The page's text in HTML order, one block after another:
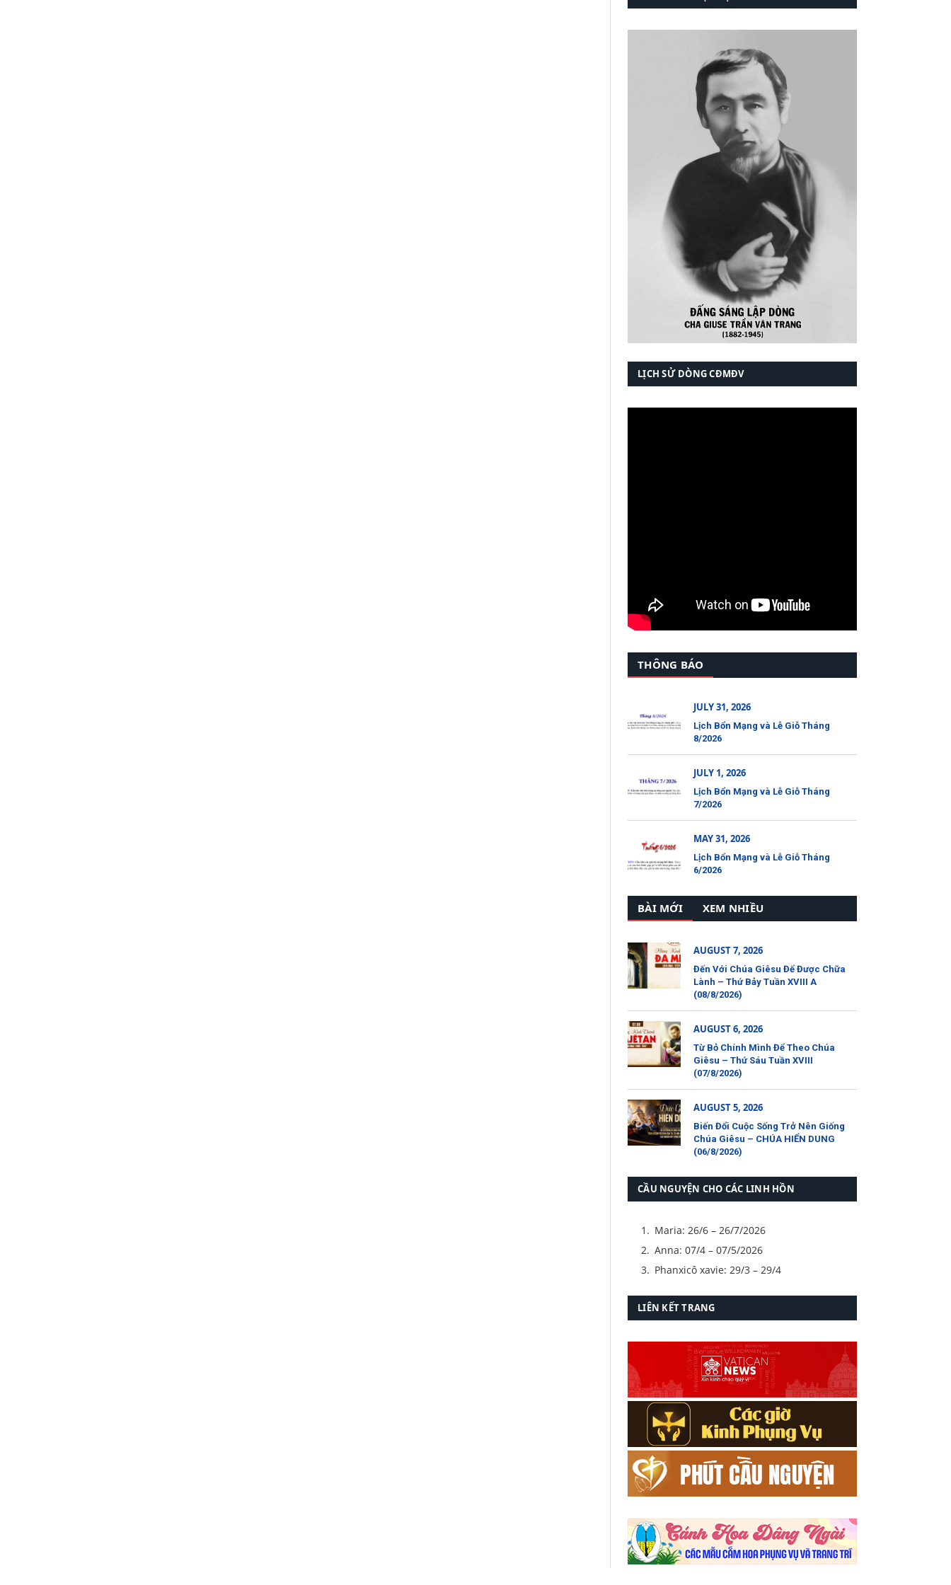
LỊCH SỬ DÒNG CĐMĐV
THÔNG BÁO
JULY 31, 2026
Lịch Bổn Mạng và Lễ Giỗ Tháng
8/2026
JULY 1, 2026
Lịch Bổn Mạng và Lễ Giỗ Tháng
7/2026
MAY 31, 2026
Lịch Bổn Mạng và Lễ Giỗ Tháng
6/2026
BÀI MỚI XEM NHIỀU
AUGUST 7, 2026
Đến Với Chúa Giêsu Để Được Chữa
Lành – Thứ Bảy Tuần XVIII A
(08/8/2026)
AUGUST 6, 2026
Từ Bỏ Chính Mình Để Theo Chúa
Giêsu – Thứ Sáu Tuần XVIII
(07/8/2026)
AUGUST 5, 2026
Biến Đổi Cuộc Sống Trở Nên Giống
Chúa Giêsu – CHÚA HIỂN DUNG
(06/8/2026)
CẦU NGUYỆN CHO CÁC LINH HỒN
Maria: 26/6 – 26/7/2026
Anna: 07/4 – 07/5/2026
Phanxicô xavie: 29/3 – 29/4
LIÊN KẾT TRANG